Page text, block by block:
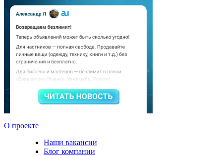
О проекте
Наши вакансии
Блог компании